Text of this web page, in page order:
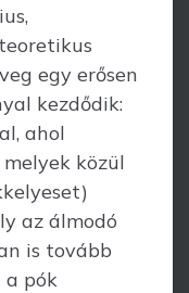
egy erősen
kezdődik:
ahol
közül
az álmodó
is tovább
a pók